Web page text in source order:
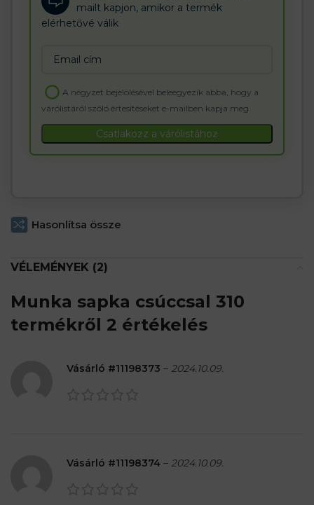
mailt kapjon, amikor a termék
elérhetővé válik
A négyzet bejelölésével beleegyezik abba, hogy a
várólistáról szóló értesítéseket e-mailben kapja meg
your
email
address
to
join
the
waitlist
Csatlakozz a várólistához
Hasonlítsa össze
VÉLEMÉNYEK (2)
Munka sapka csúccsal 310
termékről 2 értékelés
Vásárló #11198373 – 2024.10.09.
Vásárló #11198374 – 2024.10.09.